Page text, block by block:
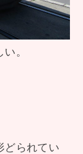
。
どられてい